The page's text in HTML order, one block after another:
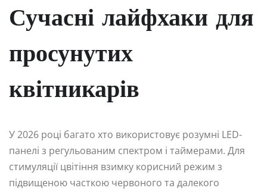
Сучасні лайфхаки для
просунутих
квітникарів
У 2026 році багато хто використовує розумні LED-
панелі з регульованим спектром і таймерами. Для
стимуляції цвітіння взимку корисний режим з
підвищеною часткою червоного та далекого